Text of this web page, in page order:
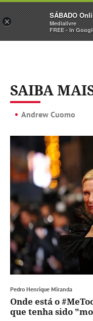
Sábado
SAIBA
Andrew Cuomo
Pedro Henrique Miranda
Onde está o
que tenha sido
×
SÁBADO
Medialivre
FREE - In